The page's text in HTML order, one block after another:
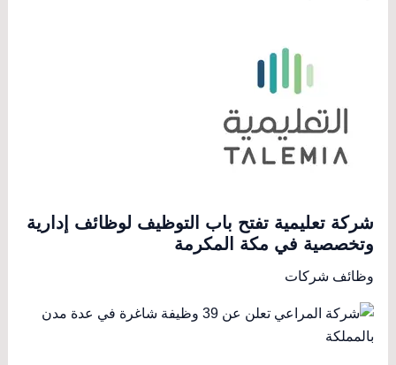
شركة تعليمية تفتح باب التوظيف لوظائف إدارية
وتخصصية في مكة المكرمة
وظائف شركات